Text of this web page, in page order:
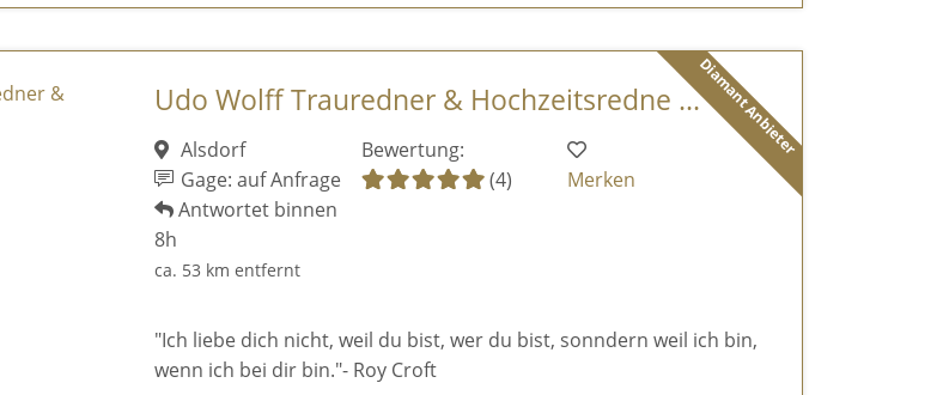
Diamant Anbieter
Udo Wolff Trauredner & Hochzeitsredne ...
Alsdorf
Gage: auf Anfrage
Antwortet binnen
8h
ca. 53 km entfernt
Bewertung:
(4)
Merken
"Ich liebe dich nicht, weil du bist, wer du bist, sonndern weil ich bin,
wenn ich bei dir bin."- Roy Croft